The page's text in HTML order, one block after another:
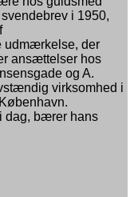
i 1950,
udmærkelse, der
ansættelser hos
og A.
virksomhed i
dag, bærer hans